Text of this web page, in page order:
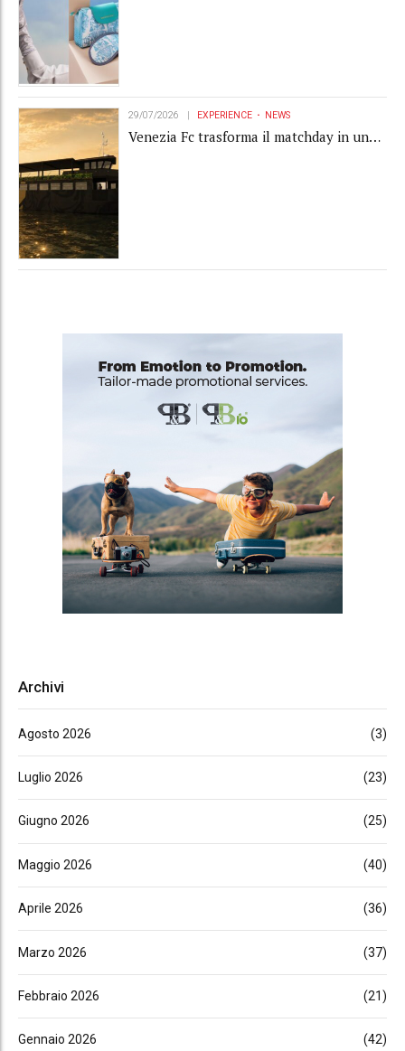
29/07/2026 EXPERIENCE NEWS
Venezia Fc trasforma il matchday in una
Archivi
Agosto 2026 (3)
Luglio 2026 (23)
Giugno 2026 (25)
Maggio 2026 (40)
Aprile 2026 (36)
Marzo 2026 (37)
Febbraio 2026 (21)
Gennaio 2026 (42)